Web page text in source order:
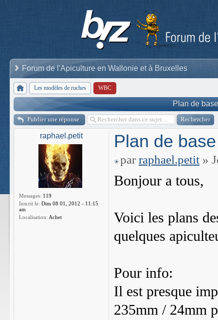
Forum de l'Apiculture en Wallonie et à Bruxelles
Les modèles de ruches WBC
Plan de
Publier une réponse
raphael.petit
Messages: 119
Inscrit le: Dim 08 01, 2012 - 11:15
am
Localisation: Achet
Plan de
par raphael.petit »
Bonjour a tous,
Voici les plans
quelques
Pour info:
Il est presque
235mm / 24mm